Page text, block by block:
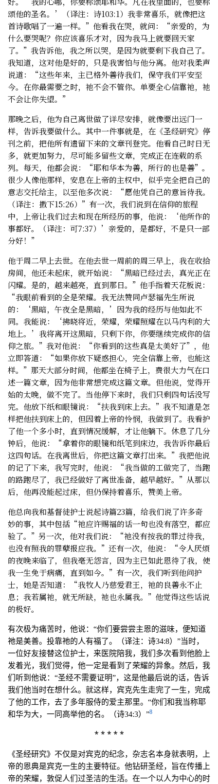
颂他的圣名。’（译注：诗103:1）我非常喜乐，就像把这
首诗歌唱了一遍一样。”他看我在哭，就问：“亲爱的，为
什么要哭呢？你应该喜乐才对，因为我马上就要回天家
了。”我告诉他，我之所以哭，是因为就要剩下我自己了。
我知道，这对他是好的，只是我害怕与他分离。他对我柔声
说道：“这些年来，主已格外善待我们，保守我们平安至
今。在你最需要之时，祂不会不管你。单要全心信靠祂，祂
不会让你失望。”
那晚之后，他为自己离世做了详尽安排，就像要出远门一
样，告诉我要做什么。其中一件事就是，在《圣经研究》停
刊之前，把他所有遗留下来的文章刊登完。他看自己时日无
多，就更加努力，尽可能多留些文章，完成正在连载的系
列。每天，他都会说：“耶和华本为善，所行的也是善”。
很少人像他那样，安息在上帝的主权中，似乎完全把自己的
意志交托给主，以至他多次说：“愿他凭自己的意旨待我。
（译注：撒下15:26）”有一次，我们说到在信仰的旅程
中，上帝让我们过去和现在所经历的事，他说：‘他所作的
事都好。（译注：可7:37）’亲爱的，是都好，不是只一部
分好！”
他于周二早上去世。在他去世一周前的周三早上，我在收拾
房间，他还未起床，就开始说：“黑暗已经过去，真光正在
闪耀。是的，越来越亮，直到那日。”他手指着天花板说：
“我眼前看到的全是荣耀。我无法赞同卢瑟福先生所说
的：‘黑暗，午夜全是黑暗，’因为我的经历与他如此不
同。我能说：‘拂晓将近，荣耀，荣耀照耀在以马内利的大
地上。’我将离开这黑暗，只剩下你，你要继续完成你的信
仰之旅。”我对他说：“你看到的这些真是太美好了”，他
立即答道：“如果你放下疑惑担心，完全信靠上帝，也能这
样。”那天大部分时间，他都坐在椅子上，费很大力气在口
述一篇文章，因为他非常想完成这篇文章。但他说，觉得开
始的太晚，做不完了。当他停下来时，我们只剩四句话没写
完。他放下纸和眼镜说：“扶我到床上去。”我不知道是怎
样把他扶到床上的，但因着上帝的怜悯，我做到了。我看护
了他一个多小时，直到情况缓解，才让他躺下。休息了几分
钟后，他说：“拿着你的眼镜和纸笔到床边，我告诉你最后
这四句话。在我离世后，你把这篇文章打出来。”我把他说
的记了下来，我写完时，他说：“我当做的工做完了，当跑
的路跑尽了，我已经做好了离世准备，越早越好。”从那以
后，他再没能起过床，但仍保持着喜乐，赞美上帝。
他总向我和基督徒护士说起诗篇23篇，给我们说了许多奇
妙的事，其中包括“祂应许赐福的话一句也没有落空，都应
验了。”另一次，他对我们说：“祂没有按我的罪过待我，
也没有照我的罪孽报应我。”还有一次，他说：“令人厌烦
的夜晚来临了，但我毫无怨言，因为主已如此恩待了我，使
我一生免于病痛，直到如今。”有一次，我们听到他问护
士，她是否知道：“我牧人乃慈爱君王，祂的良善永不止
息；我若属祂，就无所缺，祂也永属我。”他觉得这些话说
的极好。
有次极为痛苦时，他说：“你们要尝尝主恩的滋味，便知道
祂是美善。投靠祂的人有福了。（译注：诗34:8）”当时，
一位好友接替这位护士，来医院陪我，我们多次看到他脸上
发着光，我们觉得，他一定是看到了荣耀的异象。然后，我
们听到他说：“圣经不需要证明”，这是他最后说的话，告诉
我们他当时在想什么。就这样，宾克先生走完了一生，完成
了他的工作，去了多年服侍的爱主那里。“你们和我当称耶
和华为大，一同高举他的名。（诗34:3）”8
* * * * *
《圣经研究》不仅是对宾克的纪念，杂志名本身就表明，上
帝的恩典是宾克一生的主要特征。他钻研圣经，旨在传播上
帝的荣耀，敦促人们过圣洁的生活。在一个以人为中心的时